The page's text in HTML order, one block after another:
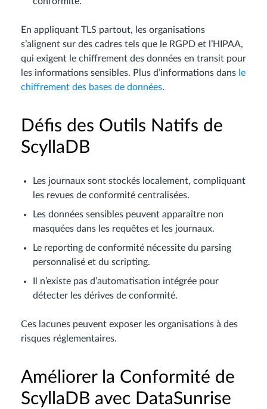
En appliquant TLS partout, les organisations
s’alignent sur des cadres tels que le RGPD et l’HIPAA,
qui exigent le chiffrement des données en transit pour
les informations sensibles. Plus d’informations dans le
chiffrement des bases de données.
Défis des Outils Natifs de
ScyllaDB
Les journaux sont stockés localement, compliquant
les revues de conformité centralisées.
Les données sensibles peuvent apparaître non
masquées dans les requêtes et les journaux.
Le reporting de conformité nécessite du parsing
personnalisé et du scripting.
Il n’existe pas d’automatisation intégrée pour
détecter les dérives de conformité.
Ces lacunes peuvent exposer les organisations à des
risques réglementaires.
Améliorer la Conformité de
ScyllaDB avec DataSunrise